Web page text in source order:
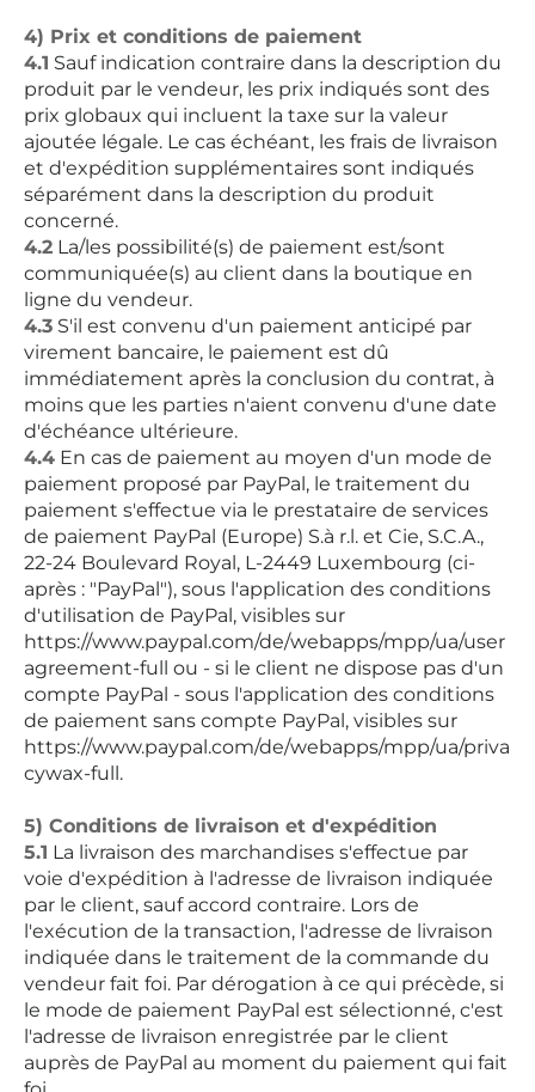
4) Prix et conditions de paiement
4.1 Sauf indication contraire dans la description du
produit par le vendeur, les prix indiqués sont des
prix globaux qui incluent la taxe sur la valeur
ajoutée légale. Le cas échéant, les frais de livraison
et d'expédition supplémentaires sont indiqués
séparément dans la description du produit
concerné.
4.2 La/les possibilité(s) de paiement est/sont
communiquée(s) au client dans la boutique en
ligne du vendeur.
4.3 S'il est convenu d'un paiement anticipé par
virement bancaire, le paiement est dû
immédiatement après la conclusion du contrat, à
moins que les parties n'aient convenu d'une date
d'échéance ultérieure.
4.4 En cas de paiement au moyen d'un mode de
paiement proposé par PayPal, le traitement du
paiement s'effectue via le prestataire de services
de paiement PayPal (Europe) S.à r.l. et Cie, S.C.A.,
22-24 Boulevard Royal, L-2449 Luxembourg (ci-
après : "PayPal"), sous l'application des conditions
d'utilisation de PayPal, visibles sur
https://www.paypal.com/de/webapps/mpp/ua/user
agreement-full ou - si le client ne dispose pas d'un
compte PayPal - sous l'application des conditions
de paiement sans compte PayPal, visibles sur
https://www.paypal.com/de/webapps/mpp/ua/priva
cywax-full.
5) Conditions de livraison et d'expédition
5.1 La livraison des marchandises s'effectue par
voie d'expédition à l'adresse de livraison indiquée
par le client, sauf accord contraire. Lors de
l'exécution de la transaction, l'adresse de livraison
indiquée dans le traitement de la commande du
vendeur fait foi. Par dérogation à ce qui précède, si
le mode de paiement PayPal est sélectionné, c'est
l'adresse de livraison enregistrée par le client
auprès de PayPal au moment du paiement qui fait